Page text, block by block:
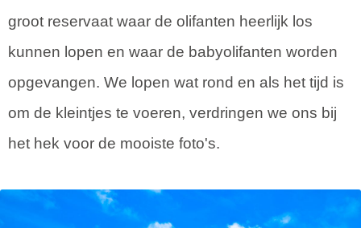
groot reservaat waar de olifanten heerlijk los
kunnen lopen en waar de babyolifanten worden
opgevangen. We lopen wat rond en als het tijd is
om de kleintjes te voeren, verdringen we ons bij
het hek voor de mooiste foto's.